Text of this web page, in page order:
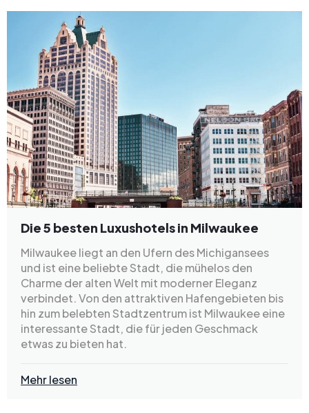
Die 5 besten Luxushotels in Milwaukee
Milwaukee liegt an den Ufern des Michigansees
und ist eine beliebte Stadt, die mühelos den
Charme der alten Welt mit moderner Eleganz
verbindet. Von den attraktiven Hafengebieten bis
hin zum belebten Stadtzentrum ist Milwaukee eine
interessante Stadt, die für jeden Geschmack
etwas zu bieten hat.
Mehr lesen